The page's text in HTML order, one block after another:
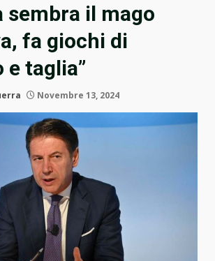
sembra il mago
fa giochi di
taglia”
Novembre 13, 2024